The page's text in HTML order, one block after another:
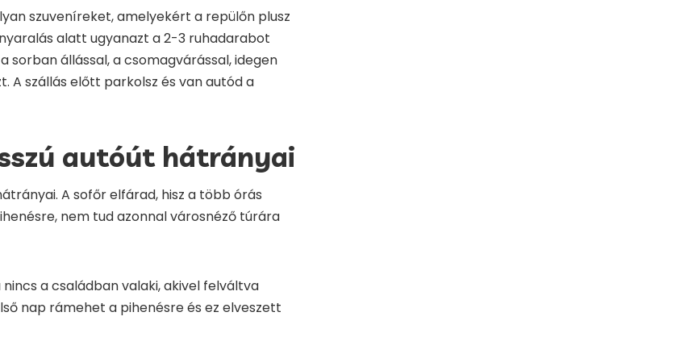
szuveníreket, amelyekért a repülőn plusz
alatt ugyanazt a 2-3 ruhadarabot
sorban állással, a csomagvárással, idegen
A szállás előtt parkolsz és van autód a
autóút hátrányai
A sofőr elfárad, hisz a több órás
nem tud azonnal városnéző túrára
a családban valaki, akivel felváltva
nap rámehet a pihenésre és ez elveszett